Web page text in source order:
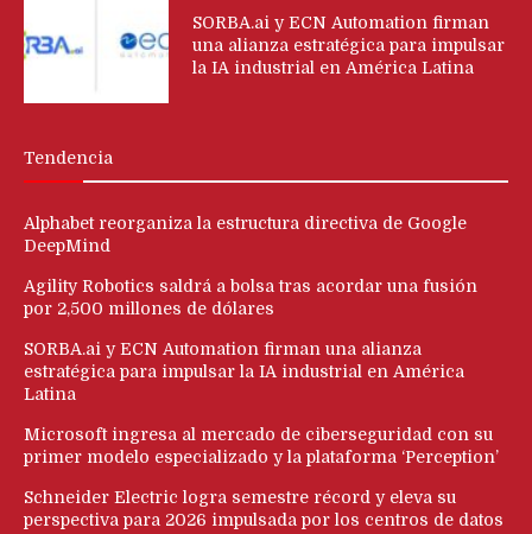
SORBA.ai y ECN Automation firman
una alianza estratégica para impulsar
la IA industrial en América Latina
Tendencia
Alphabet reorganiza la estructura directiva de Google
DeepMind
Agility Robotics saldrá a bolsa tras acordar una fusión
por 2,500 millones de dólares
SORBA.ai y ECN Automation firman una alianza
estratégica para impulsar la IA industrial en América
Latina
Microsoft ingresa al mercado de ciberseguridad con su
primer modelo especializado y la plataforma ‘Perception’
Schneider Electric logra semestre récord y eleva su
perspectiva para 2026 impulsada por los centros de datos